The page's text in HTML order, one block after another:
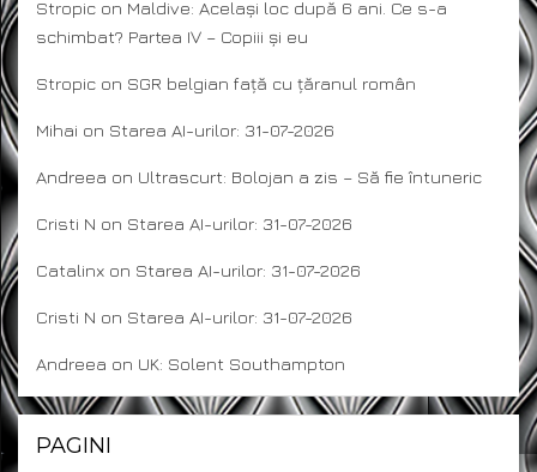
Stropic on Maldive: Același loc după 6 ani. Ce s-a
schimbat? Partea IV – Copiii și eu
Stropic on SGR belgian față cu țăranul român
Mihai on Starea AI-urilor: 31-07-2026
Andreea on Ultrascurt: Bolojan a zis – Să fie întuneric
Cristi N on Starea AI-urilor: 31-07-2026
Catalinx on Starea AI-urilor: 31-07-2026
Cristi N on Starea AI-urilor: 31-07-2026
Andreea on UK: Solent Southampton
PAGINI